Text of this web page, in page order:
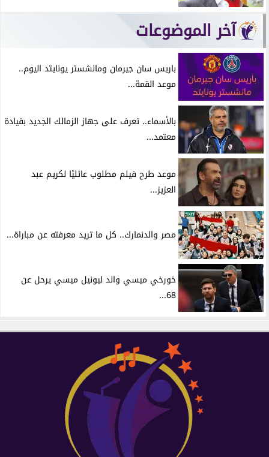
آخر الموضوعات
باريس سان جيرمان ومانشستر يونايتد اليوم..
موعد القمة...
بالأسماء.. تعرف على جهاز الزمالك الجديد بقيادة
معتمد...
موعد طرح فيلم مطلوب عائليًا لكريم عبد
العزيز...
مصر والدنمارك.. كل ما تريد معرفته عن مباراة...
خورخي ميسي والد ليونيل ميسي يرحل عن
68...